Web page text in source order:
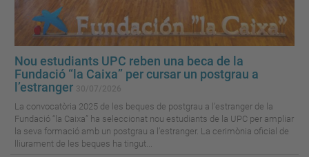
Nou estudiants UPC reben una beca de la
Fundació “la Caixa” per cursar un postgrau a
l’estranger
La convocatòria 2025 de les beques de postgrau a l’estranger de la
Fundació “la Caixa” ha seleccionat nou estudiants de la UPC per ampliar
la seva formació amb un postgrau a l’estranger. La cerimònia oficial de
lliurament de les beques ha tingut...